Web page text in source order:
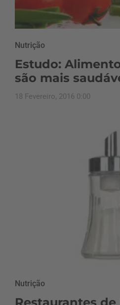
Nutrição
Estudo:
são mais
18 Fevereiro, 2016 0:00
Nutrição
Restaurantes